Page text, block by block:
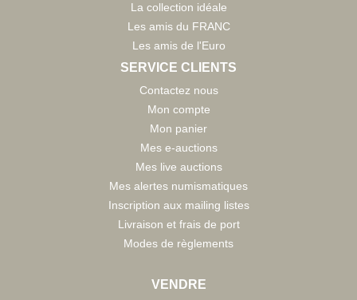
La collection idéale
Les amis du FRANC
Les amis de l'Euro
SERVICE CLIENTS
Contactez nous
Mon compte
Mon panier
Mes e-auctions
Mes live auctions
Mes alertes numismatiques
Inscription aux mailing listes
Livraison et frais de port
Modes de règlements
VENDRE